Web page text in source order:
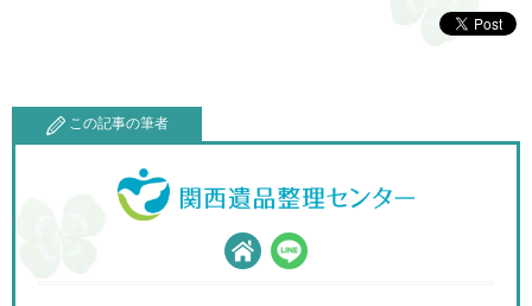
この記事の筆者